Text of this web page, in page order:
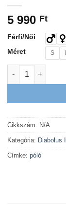
5 990 Ft
Férfi/Női
Méret
S
DIABOLUS IN
Cikkszám: N/A
Kategória: Diabolus
Címke: póló